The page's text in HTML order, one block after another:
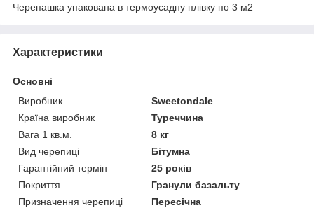
Черепашка упакована в термоусадну плівку по 3 м2
Характеристики
Основні
Виробник
Sweetondale
Країна виробник
Туреччина
Вага 1 кв.м.
8 кг
Вид черепиці
Бітумна
Гарантійний термін
25 років
Покриття
Гранули базальту
Призначення черепиці
Пересічна